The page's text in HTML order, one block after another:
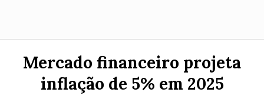
Mercado financeiro projeta
inflação de 5% em 2025